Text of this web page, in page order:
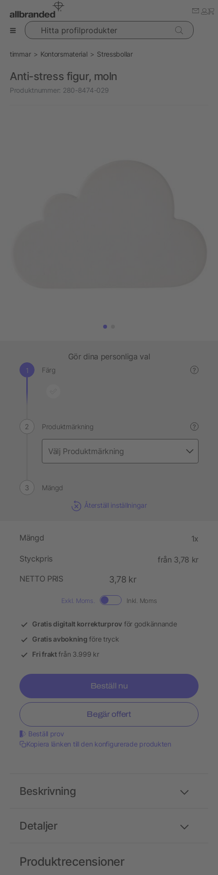
Hitta profilprodukter
timmar Kontorsmaterial Stressbollar
Anti-stress figur, moln
Produktnummer: 280-8474-029
Gör dina personliga val
Färg ?
Produktmärkning ?
Mängd
Återställ inställningar
Mängd 1x
Styckpris
från 3,78 kr
NETTO PRIS
3,78 kr
Exkl. Moms. Inkl. Moms
Gratis digitalt korrekturprov för godkännande
Gratis avbokning före tryck
Fri fraktfrån 3.999 kr
Beställ nu
Begär offert
Beställ prov
Kopiera länken till den konfigurerade produkten
Detaljer
Beskrivning
Produktrecensioner